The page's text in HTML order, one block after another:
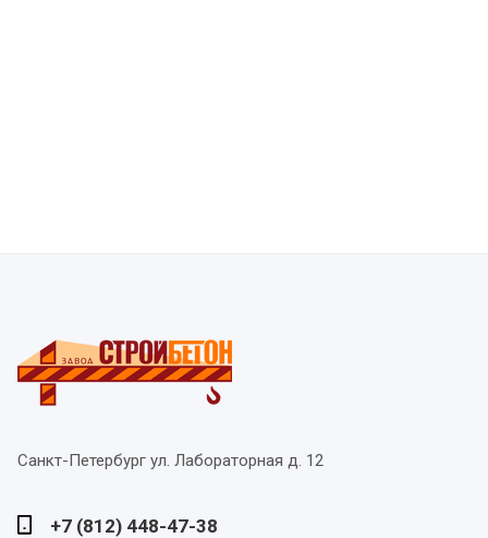
Санкт-Петербург ул. Лабораторная д. 12
+7 (812) 448-47-38